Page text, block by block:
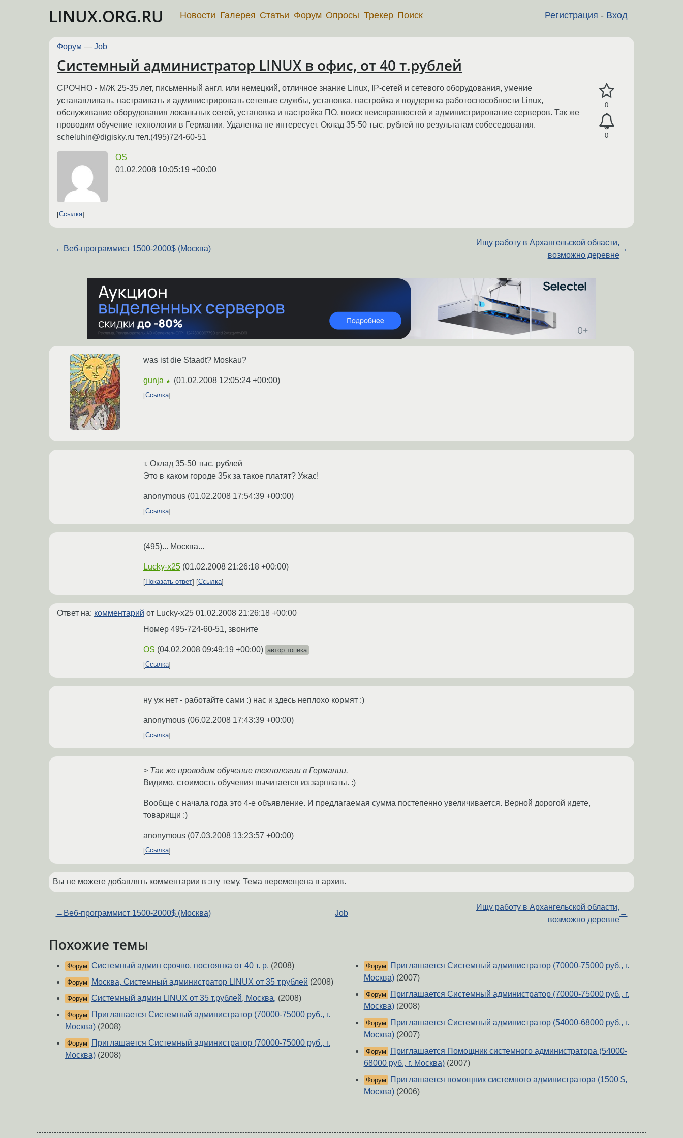
LINUX.ORG.RU Регистрация - Вход
Новости Галерея Статьи Форум Опросы Трекер Поиск
Форум — Job
Системный администратор LINUX в офис, от 40 т.рублей
0
0
СРОЧНО - М/Ж 25-35 лет, письменный англ. или немецкий, отличное знание Linux, IP-сетей и сетевого оборудования, умение
устанавливать, настраивать и администрировать сетевые службы, установка, настройка и поддержка работоспособности Linux,
обслуживание оборудования локальных сетей, установка и настройка ПО, поиск неисправностей и администрирование серверов. Так же
проводим обучение технологии в Германии. Удаленка не интересует. Оклад 35-50 тыс. рублей по результатам собеседования.
scheluhin@digisky.ru тел.(495)724-60-51
OS
01.02.2008 10:05:19 +00:00
Ссылка
← Веб-программист 1500-2000$ (Москва)
Ищу работу в Архангельской области,
возможно деревне
→
was ist die Staadt? Moskau?
gunja ★ (01.02.2008 12:05:24 +00:00)
Ссылка
т. Оклад 35-50 тыс. рублей
Это в каком городе 35к за такое платят? Ужас!
anonymous (01.02.2008 17:54:39 +00:00)
Ссылка
(495)... Москва...
Lucky-x25 (01.02.2008 21:26:18 +00:00)
Показать ответ Ссылка
Ответ на: комментарий от Lucky-x25 01.02.2008 21:26:18 +00:00
Номер 495-724-60-51, звоните
OS (04.02.2008 09:49:19 +00:00) автор топика
Ссылка
ну уж нет - работайте сами :) нас и здесь неплохо кормят :)
anonymous (06.02.2008 17:43:39 +00:00)
Ссылка
> Так же проводим обучение технологии в Германии.
Видимо, стоимость обучения вычитается из зарплаты. :)
Вообще с начала года это 4-е объявление. И предлагаемая сумма постепенно увеличивается. Верной дорогой идете,
товарищи :)
anonymous (07.03.2008 13:23:57 +00:00)
Ссылка
Вы не можете добавлять комментарии в эту тему. Тема перемещена в архив.
← Веб-программист 1500-2000$ (Москва) Job
Ищу работу в Архангельской области,
возможно деревне
→
Похожие темы
Форум Системный админ срочно, постоянка от 40 т. р. (2008)
Форум Москва, Системный администратор LINUX от 35 т.рублей (2008)
Форум Системный админ LINUX от 35 т.рублей, Москва, (2008)
Форум
Приглашается Системный администратор (70000-75000 руб., г.
Москва) (2008)
Форум
Приглашается Системный администратор (70000-75000 руб., г.
Москва) (2008)
Форум
Приглашается Системный администратор (70000-75000 руб., г.
Москва)(2007)
Форум
Приглашается Системный администратор (70000-75000 руб., г.
Москва)(2008)
Форум
Приглашается Системный администратор (54000-68000 руб., г.
Москва)(2007)
Форум
Приглашается Помощник системного администратора (54000-
68000 руб., г. Москва)(2007)
Форум
Приглашается помощник системного администратора (1500 $,
Москва)(2006)